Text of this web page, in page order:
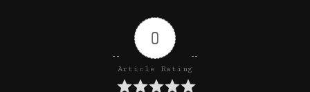
0
Article Rating